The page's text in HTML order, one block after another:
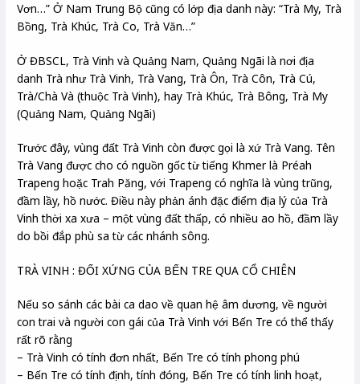
Vơn…” Ở Nam Trung Bộ cũng có lớp địa danh này: “Trà My, Trà
Bồng, Trà Khúc, Trà Co, Trà Văn…”
Ở ĐBSCL, Trà Vinh và Quảng Nam, Quảng Ngãi là nơi địa
danh Trà như Trà Vinh, Trà Vang, Trà Ôn, Trà Côn, Trà Cú,
Trà/Chà Và (thuộc Trà Vinh), hay Trà Khúc, Trà Bông, Trà My
(Quảng Nam, Quảng Ngãi)
Trước đây, vùng đất Trà Vinh còn được gọi là xứ Trà Vang. Tên
Trà Vang được cho có nguồn gốc từ tiếng Khmer là Préah
Trapeng hoặc Trah Păng, với Trapeng có nghĩa là vùng trũng,
đầm lầy, hồ nước. Điều này phản ánh đặc điểm địa lý của Trà
Vinh thời xa xưa – một vùng đất thấp, có nhiều ao hồ, đầm lầy
do bồi đắp phù sa từ các nhánh sông.
TRÀ VINH : ĐỐI XỨNG CỦA BẾN TRE QUA CỔ CHIÊN
Nếu so sánh các bài ca dao về quan hệ âm dương, về người
con trai và người con gái của Trà Vinh với Bến Tre có thể thấy
rất rõ rằng
– Trà Vinh có tính đơn nhất, Bến Tre có tính phong phú
– Bến Tre có tính định, tính đóng, Bến Tre có tính linh hoạt,